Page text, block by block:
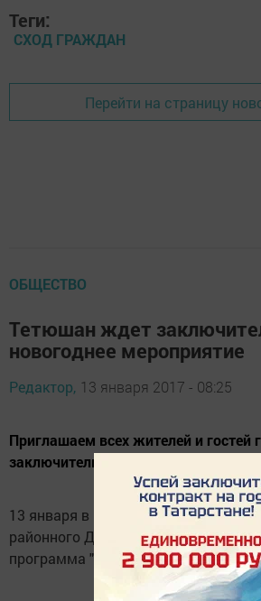
Теги:
СХОД ГРАЖДАН
Перейти на страницу
ОБЩЕСТВО
Тетюшан ждет
новогоднее мероприятие
Редактор, 13 января 2017 - 08:25
Приглашаем всех жителей и гостей
заключительное новогоднее
13 января в 19.00 ч. на площади
районного Дома культуры
программа "Не желает старый год